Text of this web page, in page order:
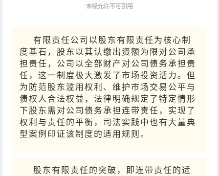
有限责任公司以股东有限责任为核心制
度基石，股东以其认缴出资额为限对公司承
担责任，公司以全部财产对公司债务承担责
任，这一制度极大激发了市场投资活力。但
为防范股东滥用权利、维护市场交易公平与
债权人合法权益，法律明确规定了特定情形
下股东需对公司债务承担连带责任，实现了
权利与责任的平衡，司法实践中也有大量典
型案例印证该制度的适用规则。
股东有限责任的突破，即连带责任的适